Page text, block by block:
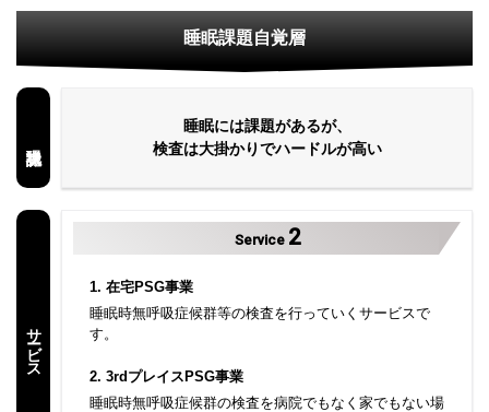
睡眠課題自覚層
睡眠には課題があるが、
検査は大掛かりでハードルが高い
サービス
Service 2
1. 在宅PSG事業
睡眠時無呼吸症候群等の検査を行っていくサービスで
す。
2. 3rdプレイスPSG事業
睡眠時無呼吸症候群の検査を病院でもなく家でもない場